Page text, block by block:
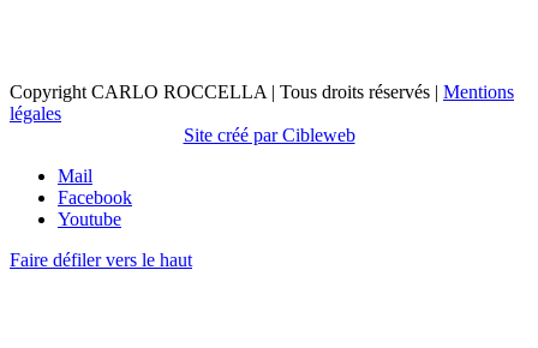
Copyright CARLO ROCCELLA | Tous droits réservés | Mentions
légales
Site créé par Cibleweb
Mail
Facebook
Youtube
Faire défiler vers le haut